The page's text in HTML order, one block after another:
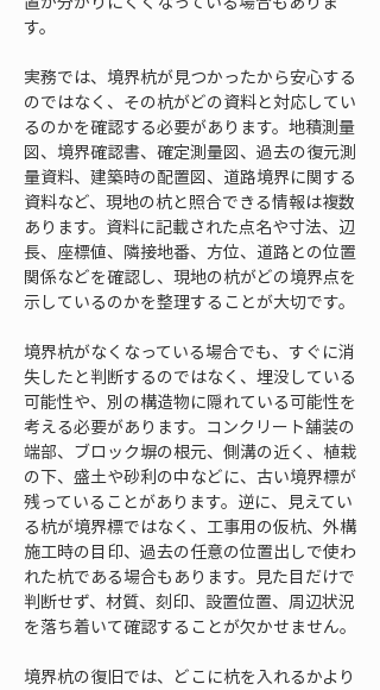
す。
実務では、境界杭が見つかったから安心する
のではなく、その杭がどの資料と対応してい
るのかを確認する必要があります。地積測量
図、境界確認書、確定測量図、過去の復元測
量資料、建築時の配置図、道路境界に関する
資料など、現地の杭と照合できる情報は複数
あります。資料に記載された点名や寸法、辺
長、座標値、隣接地番、方位、道路との位置
関係などを確認し、現地の杭がどの境界点を
示しているのかを整理することが大切です。
境界杭がなくなっている場合でも、すぐに消
失したと判断するのではなく、埋没している
可能性や、別の構造物に隠れている可能性を
考える必要があります。コンクリート舗装の
端部、ブロック塀の根元、側溝の近く、植栽
の下、盛土や砂利の中などに、古い境界標が
残っていることがあります。逆に、見えてい
る杭が境界標ではなく、工事用の仮杭、外構
施工時の目印、過去の任意の位置出しで使わ
れた杭である場合もあります。見た目だけで
判断せず、材質、刻印、設置位置、周辺状況
を落ち着いて確認することが欠かせません。
境界杭の復旧では、どこに杭を入れるかより